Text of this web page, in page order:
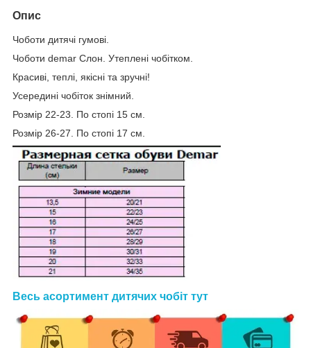
Опис
Чоботи дитячі гумові.
Чоботи demar Слон. Утеплені чобітком.
Красиві, теплі, якісні та зручні!
Усередині чобіток знімний.
Розмір 22-23. По стопі 15 см.
Розмір 26-27. По стопі 17 см.
Весь асортимент дитячих чобіт тут